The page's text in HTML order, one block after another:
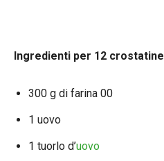
Ingredienti per 12 crostatine
300 g di farina 00
1 uovo
1 tuorlo d’uovo